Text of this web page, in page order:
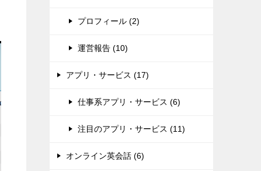
プロフィール (2)
運営報告 (10)
アプリ・サービス (17)
仕事系アプリ・サービス (6)
注目のアプリ・サービス (11)
オンライン英会話 (6)